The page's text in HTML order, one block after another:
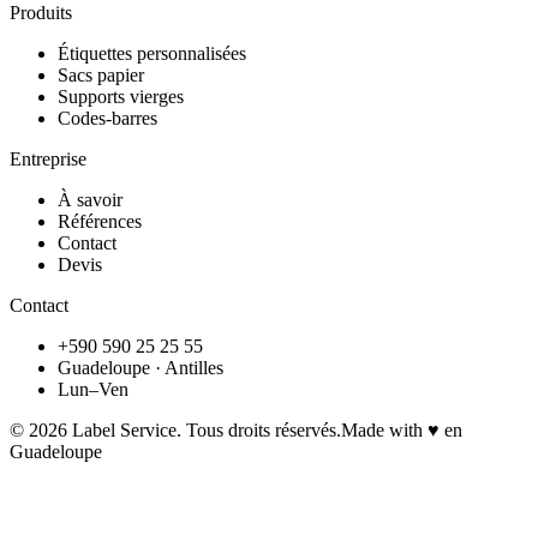
Produits
Étiquettes personnalisées
Sacs papier
Supports vierges
Codes-barres
Entreprise
À savoir
Références
Contact
Devis
Contact
+590 590 25 25 55
Guadeloupe · Antilles
Lun–Ven
© 2026 Label Service. Tous droits réservés.Made with ♥ en
Guadeloupe